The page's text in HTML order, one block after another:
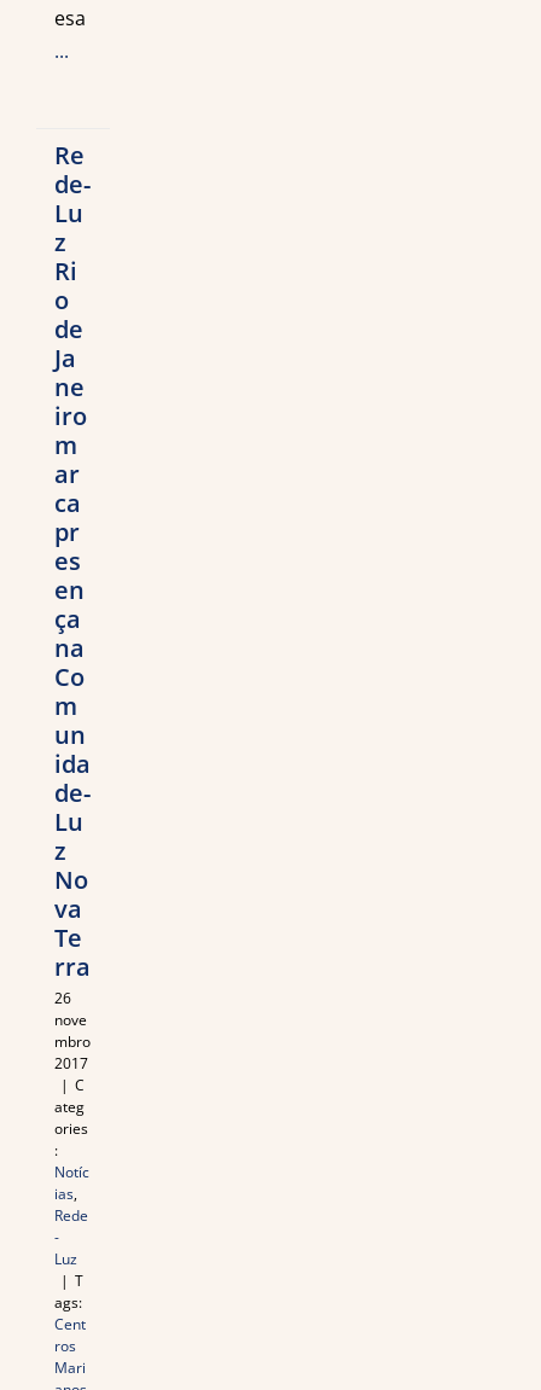
esa
...
Re
de-
Lu
z
Ri
o
de
Ja
ne
iro
m
ar
ca
pr
es
en
ça
na
Co
m
un
ida
de-
Lu
z
No
va
Te
rra
26
nove
mbro
2017
| C
ateg
ories
:
Notíc
ias,
Rede
-
Luz
| T
ags:
Cent
ros
Mari